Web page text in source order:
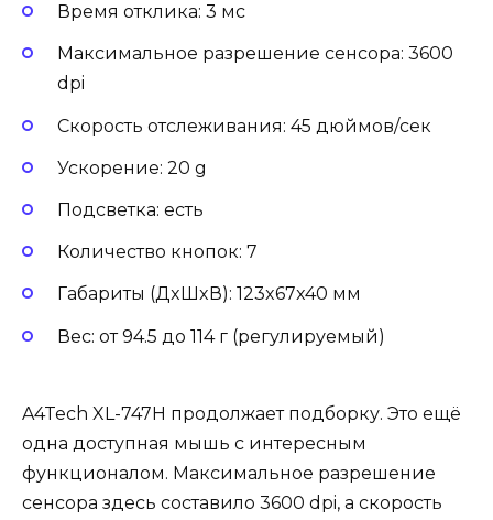
Время отклика: 3 мс
Максимальное разрешение сенсора: 3600
dpi
Скорость отслеживания: 45 дюймов/сек
Ускорение: 20 g
Подсветка: есть
Количество кнопок: 7
Габариты (ДxШxВ): 123x67x40 мм
Вес: от 94.5 до 114 г (регулируемый)
A4Tech XL-747H продолжает подборку. Это ещё
одна доступная мышь с интересным
функционалом. Максимальное разрешение
сенсора здесь составило 3600 dpi, а скорость